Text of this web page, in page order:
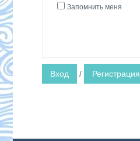
Запомнить меня
Вход / Регистрация